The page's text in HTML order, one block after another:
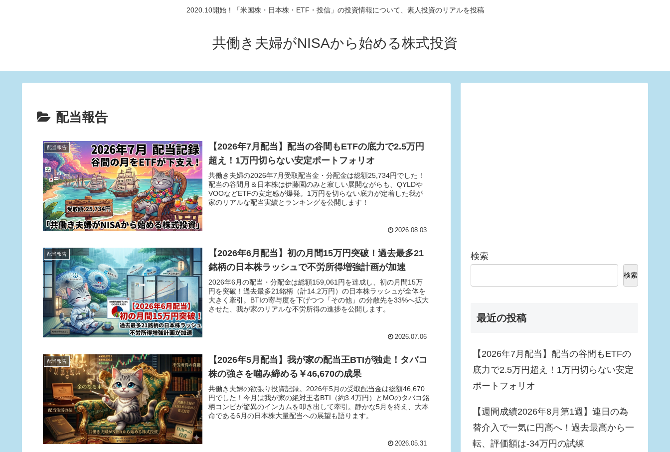
2020.10開始！「米国株・日本株・ETF・投信」の投資情報について、素人投資のリアルを投稿
共働き夫婦がNISAから始める株式投資
配当報告
配当報告
【2026年7月配当】配当の谷間もETFの底力で2.5万円
超え！1万円切らない安定ポートフォリオ
共働き夫婦の2026年7月受取配当金・分配金は総額25,734円でした！
配当の谷間月＆日本株は伊藤園のみと寂しい展開ながらも、QYLDや
VOOなどETFの安定感が爆発。1万円を切らない底力が定着した我が
家のリアルな配当実績とランキングを公開します！
2026.08.03
配当報告
【2026年6月配当】初の月間15万円突破！過去最多21
銘柄の日本株ラッシュで不労所得増強計画が加速
2026年6月の配当・分配金は総額159,061円を達成し、初の月間15万
円を突破！過去最多21銘柄（計14.2万円）の日本株ラッシュが全体を
大きく牽引。BTIの寄与度を下げつつ「その他」の分散先を33%へ拡大
させた、我が家のリアルな不労所得の進捗を公開します。
2026.07.06
配当報告
【2026年5月配当】我が家の配当王BTIが独走！タバコ
株の強さを噛み締める￥46,670の成果
共働き夫婦の欲張り投資記録。2026年5月の受取配当金は総額46,670
円でした！今月は我が家の絶対王者BTI（約3.4万円）とMOのタバコ銘
柄コンビが驚異のインカムを叩き出して牽引。静かな5月を終え、大本
命である6月の日本株大量配当への展望も語ります。
2026.05.31
検索
検索
最近の投稿
【2026年7月配当】配当の谷間もETFの
底力で2.5万円超え！1万円切らない安定
ポートフォリオ
【週間成績2026年8月第1週】連日の為
替介入で一気に円高へ！過去最高から一
転、評価額は-34万円の試練